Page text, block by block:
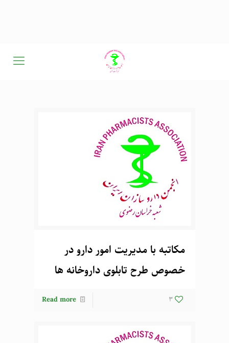
مکاتبه با مدیریت امور دارو در
خصوص طرح تابلوی داروخانه ها
3
Read more